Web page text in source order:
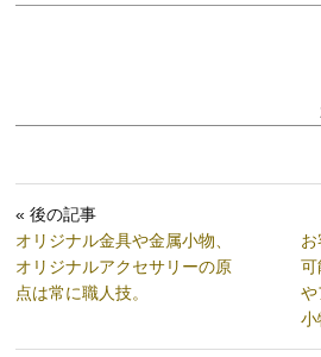
« 後の記事
オリジナル金具や金属小物、
オリジナルアクセサリーの原
点は常に職人技。
可
や
小